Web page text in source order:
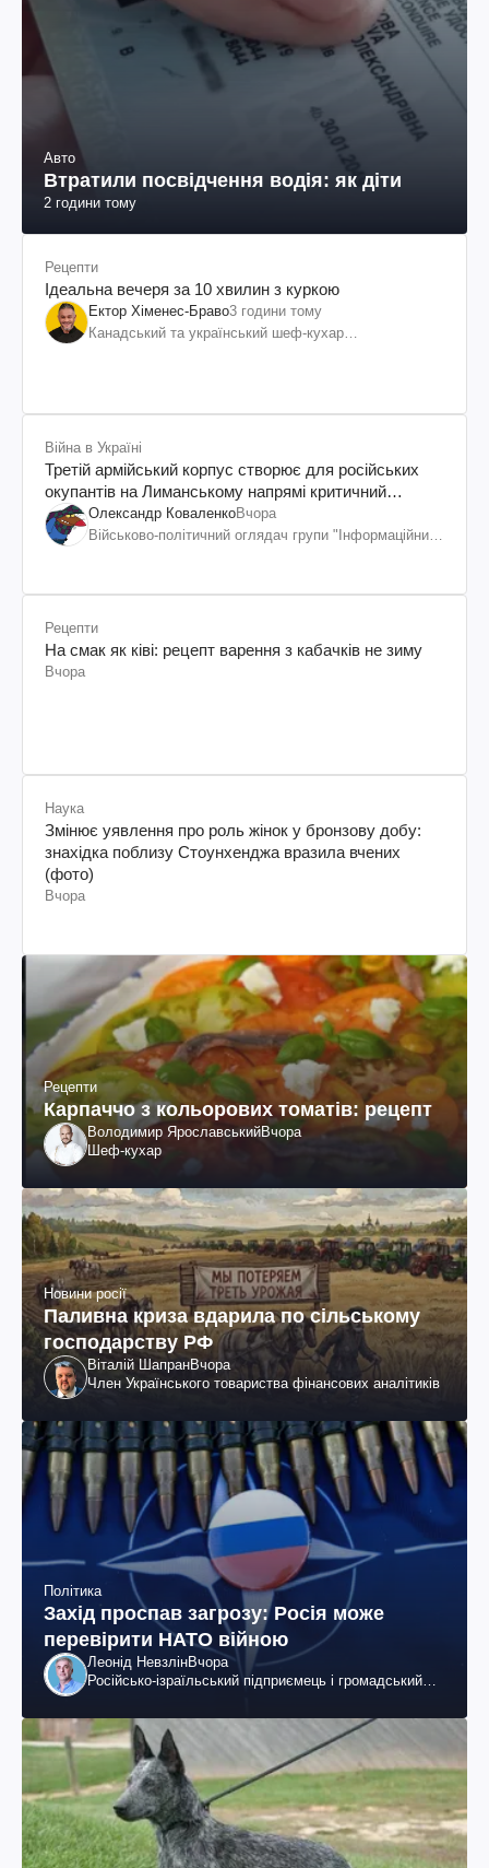
Авто
Втратили посвідчення водія: як діти
2 години тому
Рецепти
Ідеальна вечеря за 10 хвилин з куркою
Ектор Хіменес-Браво3 години тому
Канадський та український шеф-кухар
Війна в Україні
Третій армійський корпус створює для російських
окупантів на Лиманському напрямі критичний
дискомфорт: як це вдалося
Олександр КоваленкоВчора
Військово-політичний оглядач групи "Інформаційний
Рецепти
На смак як ківі: рецепт варення з кабачків не зиму
Вчора
Наука
Змінює уявлення про роль жінок у бронзову добу:
знахідка поблизу Стоунхенджа вразила вчених
(фото)
Вчора
Рецепти
Карпаччо з кольорових томатів: рецепт
Володимир ЯрославськийВчора
Шеф-кухар
Новини росії
Паливна криза вдарила по сільському
господарству РФ
Віталій ШапранВчора
Член Українського товариства фінансових аналітиків
Політика
Захід проспав загрозу: Росія може
перевірити НАТО війною
Леонід НевзлінВчора
Російсько-ізраїльський підприємець і громадський